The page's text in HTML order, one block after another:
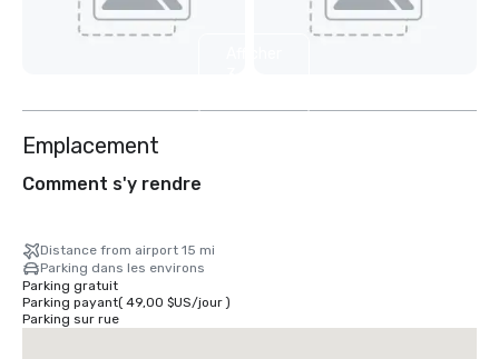
Emplacement
Comment s'y rendre
Distance from airport 15 mi
Parking dans les environs
Parking gratuit
Parking payant( 49,00 $US/jour)
Parking sur rue